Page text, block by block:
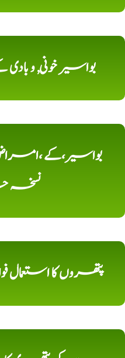
بواسیر خونی, و
بواسیر،کے ،امراض
پتھروں کا